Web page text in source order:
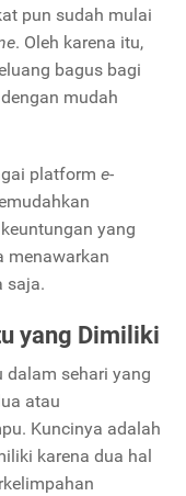
pun sudah mulai
. Oleh karena itu,
bagus bagi
mudah
platform e-
yang
menawarkan
saja.
yang Dimiliki
dalam sehari yang
atau
Kuncinya adalah
karena dua hal